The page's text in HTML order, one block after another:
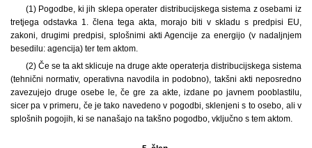
(1) Pogodbe, ki jih sklepa operater distribucijskega sistema z osebami iz
tretjega odstavka 1. člena tega akta, morajo biti v skladu s predpisi EU,
zakoni, drugimi predpisi, splošnimi akti Agencije za energijo (v nadaljnjem
besedilu: agencija) ter tem aktom.
(2) Če se ta akt sklicuje na druge akte operaterja distribucijskega sistema
(tehnični normativ, operativna navodila in podobno), takšni akti neposredno
zavezujejo druge osebe le, če gre za akte, izdane po javnem pooblastilu,
sicer pa v primeru, če je tako navedeno v pogodbi, sklenjeni s to osebo, ali v
splošnih pogojih, ki se nanašajo na takšno pogodbo, vključno s tem aktom.